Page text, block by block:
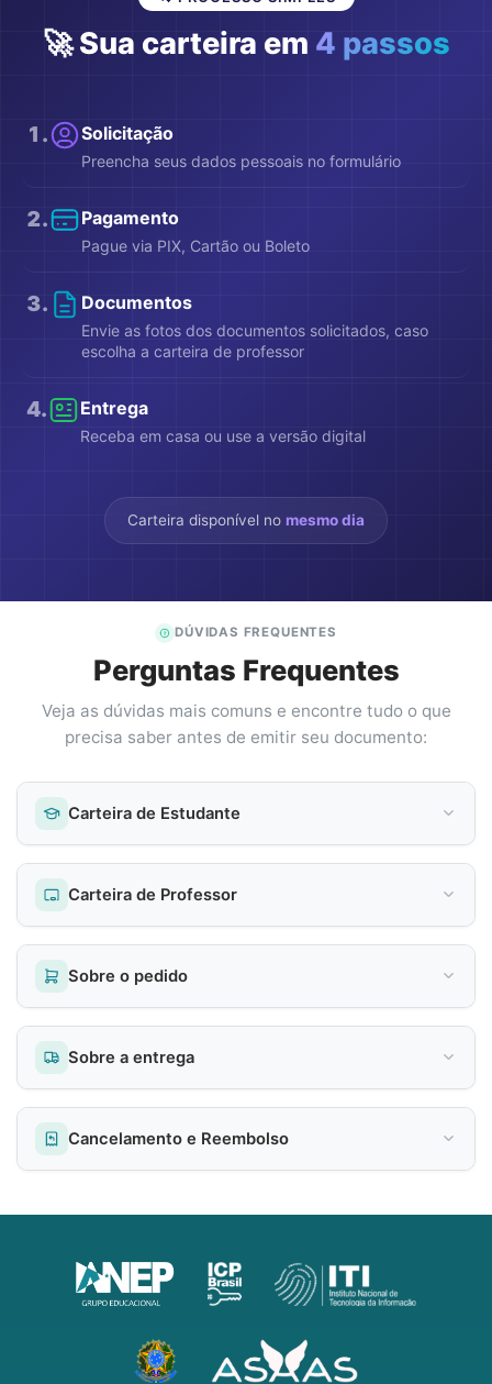
🚀 Sua carteira em 4 passos
1 . Solicitação
Preencha seus dados pessoais no formulário
2. Pagamento
Pague via PIX, Cartão ou Boleto
3. Documentos
Envie as fotos dos documentos solicitados, caso
escolha a carteira de professor
4. Entrega
Receba em casa ou use a versão digital
Carteira disponível no mesmo dia
DÚVIDAS FREQUENTES
Perguntas Frequentes
Veja as dúvidas mais comuns e encontre tudo o que
precisa saber antes de emitir seu documento:
Carteira de Estudante
Carteira de Professor
Sobre o pedido
Sobre a entrega
Cancelamento e Reembolso